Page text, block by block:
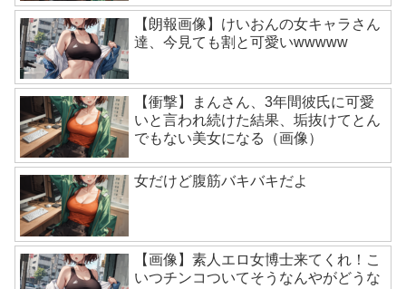
【朗報画像】けいおんの女キャラさん
達、今見ても割と可愛いwwwww
【衝撃】まんさん、3年間彼氏に可愛
いと言われ続けた結果、垢抜けてとん
でもない美女になる（画像）
女だけど腹筋バキバキだよ
【画像】素人エロ女博士来てくれ！こ
いつチンコついてそうなんやがどうな